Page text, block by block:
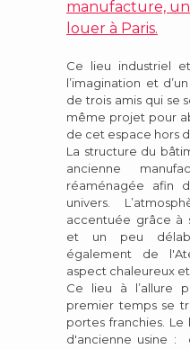
manufacture, un
louer à Paris.
Ce lieu industriel
l’imagination et
de trois amis qui se
même projet pour
de cet espace hors
La structure du
ancienne
réaménagée afin
univers.
accentuée grâce à
et un peu
également de
aspect chaleureux et
Ce lieu à l’allure
premier temps se
portes franchies.
d'ancienne usine :